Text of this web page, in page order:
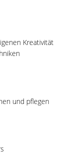
Kreativität
und pflegen